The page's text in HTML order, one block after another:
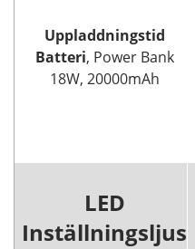
Uppladdningstid
Batteri, Power Bank
18W, 20000mAh
LED
Inställningsljus